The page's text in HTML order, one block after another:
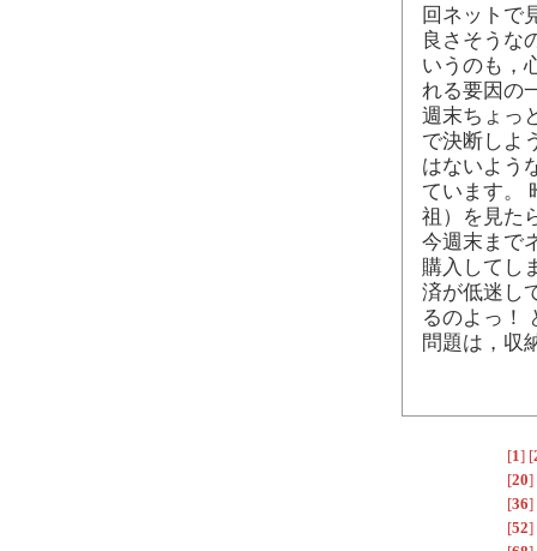
回ネットで
良さそうな
いうのも，
れる要因の
週末ちょっ
で決断しよ
はないよう
ています。
祖）を見た
今週末まで
購入してし
済が低迷し
るのよっ！
問題は，収
[1] [
[20]
[36]
[52]